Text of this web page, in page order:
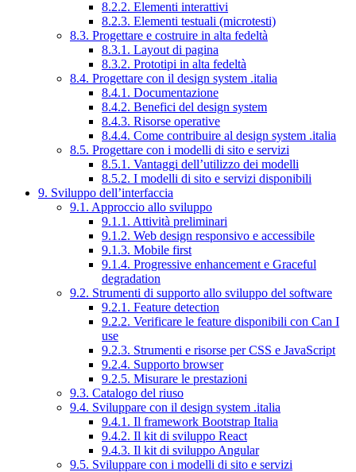
8.2.2. Elementi interattivi
8.2.3. Elementi testuali (microtesti)
8.3. Progettare e costruire in alta fedeltà
8.3.1. Layout di pagina
8.3.2. Prototipi in alta fedeltà
8.4. Progettare con il design system .italia
8.4.1. Documentazione
8.4.2. Benefici del design system
8.4.3. Risorse operative
8.4.4. Come contribuire al design system .italia
8.5. Progettare con i modelli di sito e servizi
8.5.1. Vantaggi dell’utilizzo dei modelli
8.5.2. I modelli di sito e servizi disponibili
9. Sviluppo dell’interfaccia
9.1. Approccio allo sviluppo
9.1.1. Attività preliminari
9.1.2. Web design responsivo e accessibile
9.1.3. Mobile first
9.1.4. Progressive enhancement e Graceful
degradation
9.2. Strumenti di supporto allo sviluppo del software
9.2.1. Feature detection
9.2.2. Verificare le feature disponibili con Can I
use
9.2.3. Strumenti e risorse per CSS e JavaScript
9.2.4. Supporto browser
9.2.5. Misurare le prestazioni
9.3. Catalogo del riuso
9.4. Sviluppare con il design system .italia
9.4.1. Il framework Bootstrap Italia
9.4.2. Il kit di sviluppo React
9.4.3. Il kit di sviluppo Angular
9.5. Sviluppare con i modelli di sito e servizi